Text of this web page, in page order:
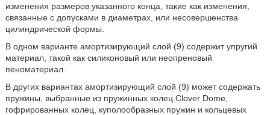
изменения размеров указанного конца, такие как изменения,
связанные с допусками в диаметрах, или несовершенства
цилиндрической формы.
В одном варианте амортизирующий слой (9) содержит упругий
материал, такой как силиконовый или неопреновый
пеноматериал.
В других вариантах амортизирующий слой (9) может содержать
пружины, выбранные из пружинных колец Clover Dome,
гофрированных колец, куполообразных пружин и кольцевых